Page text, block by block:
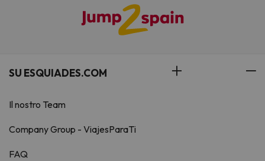
SU ESQUIADES.COM
Il nostro Team
Company Group - ViajesParaTi
FAQ